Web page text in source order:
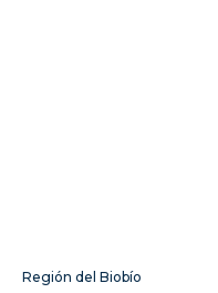
Región del Biobío